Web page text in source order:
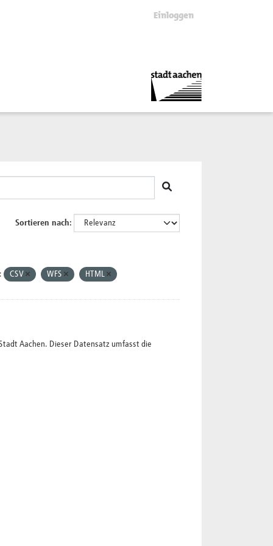
Einloggen
Sortieren nach
CSV WFS HTML
Aachen. Dieser Datensatz umfasst die